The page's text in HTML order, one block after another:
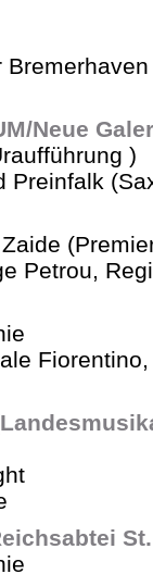
Neue
)
Preinfalk
Petrou,